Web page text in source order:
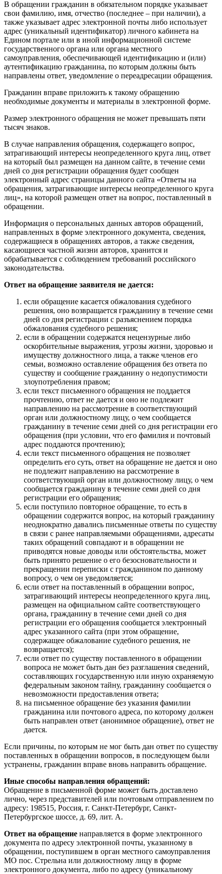
В обращении гражданин в обязательном порядке указывает
свои фамилию, имя, отчество (последнее – при наличии), а
также указывает адрес электронной почты либо использует
адрес (уникальный идентификатор) личного кабинета на
Едином портале или в иной информационной системе
государственного органа или органа местного
самоуправления, обеспечивающей идентификацию и (или)
аутентификацию гражданина, по которым должны быть
направлены ответ, уведомление о переадресации обращения.
Гражданин вправе приложить к такому обращению
необходимые документы и материалы в электронной форме.
Размер электронного обращения не может превышать пяти
тысяч знаков.
В случае направления обращения, содержащего вопрос,
затрагивающий интересы неопределенного круга лиц, ответ
на который был размещен на данном сайте, в течение семи
дней со дня регистрации обращения будет сообщен
электронный адрес страницы данного сайта «Ответы на
обращения, затрагивающие интересы неопределенного круга
лиц», на которой размещен ответ на вопрос, поставленный в
обращении.
Информация о персональных данных авторов обращений,
направленных в форме электронного документа, сведения,
содержащиеся в обращениях авторов, а также сведения,
касающиеся частной жизни авторов, хранится и
обрабатывается с соблюдением требований российского
законодательства.
Ответ на обращение заявителя не дается:
если обращение касается обжалования судебного
решения, оно возвращается гражданину в течение семи
дней со дня регистрации с разъяснением порядка
обжалования судебного решения;
если в обращении содержатся нецензурные либо
оскорбительные выражения, угрозы жизни, здоровью и
имуществу должностного лица, а также членов его
семьи, возможно оставление обращения без ответа по
существу и сообщение гражданину о недопустимости
злоупотребления правом;
если текст письменного обращения не поддается
прочтению, ответ не дается и оно не подлежит
направлению на рассмотрение в соответствующий
орган или должностному лицу, о чем сообщается
гражданину в течение семи дней со дня регистрации его
обращения (при условии, что его фамилия и почтовый
адрес поддаются прочтению);
если текст письменного обращения не позволяет
определить его суть, ответ на обращение не дается и оно
не подлежит направлению на рассмотрение в
соответствующий орган или должностному лицу, о чем
сообщается гражданину в течение семи дней со дня
регистрации его обращения;
если поступило повторное обращение, то есть в
обращении содержится вопрос, на который гражданину
неоднократно давались письменные ответы по существу
в связи с ранее направляемыми обращениями, адресаты
таких обращений совпадают и в обращении не
приводятся новые доводы или обстоятельства, может
быть принято решение о его безосновательности и
прекращении переписки с гражданином по данному
вопросу, о чем он уведомляется;
если ответ на поставленный в обращении вопрос,
затрагивающий интересы неопределенного круга лиц,
размещен на официальном сайте соответствующего
органа, гражданину в течение семи дней со дня
регистрации его обращения сообщается электронный
адрес указанного сайта (при этом обращение,
содержащее обжалование судебного решения, не
возвращается);
если ответ по существу поставленного в обращении
вопроса не может быть дан без разглашения сведений,
составляющих государственную или иную охраняемую
федеральным законом тайну, гражданину сообщается о
невозможности предоставления ответа;
на письменное обращение без указания фамилии
гражданина или почтового адреса, по которому должен
быть направлен ответ (анонимное обращение), ответ не
дается.
Если причины, по которым не мог быть дан ответ по существу
поставленных в обращении вопросов, в последующем были
устранены, гражданин вправе вновь направить обращение.
Иные способы направления обращений:
Обращение в письменной форме может быть доставлено
лично, через представителей или почтовым отправлением по
адресу: 198515, Россия, г. Санкт-Петербург, Санкт-
Петербургское шоссе, д. 69, лит. А.
Ответ на обращение направляется в форме электронного
документа по адресу электронной почты, указанному в
обращении, поступившем в орган местного самоуправления
МО пос. Стрельна или должностному лицу в форме
электронного документа, либо по адресу (уникальному